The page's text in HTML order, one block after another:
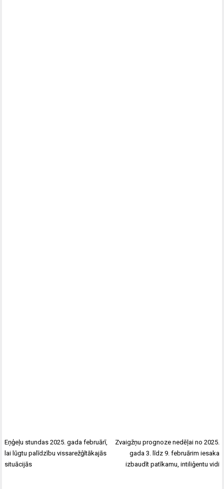
Eņģeļu stundas 2025. gada februārī,
lai lūgtu palīdzību vissarežģītākajās
situācijās
Zvaigžņu prognoze nedēļai no 2025.
gada 3. līdz 9. februārim iesaka
izbaudīt patīkamu, intiliģentu vidi